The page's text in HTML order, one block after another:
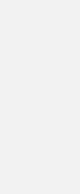
es
sich
weil er